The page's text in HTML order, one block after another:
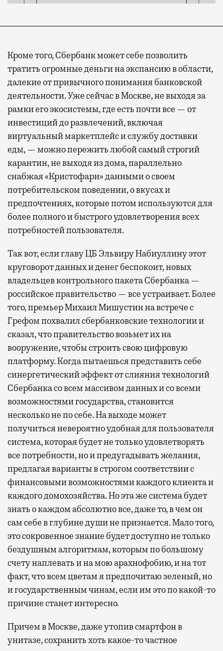
Кроме того, Сбербанк может себе позволить
тратить огромные деньги на экспансию в области,
далекие от привычного понимания банковской
деятельности. Уже сейчас в Москве, не выходя за
рамки его экосистемы, где есть почти все — от
инвестиций до развлечений, включая
виртуальный маркетплейс и службу доставки
еды, — можно пережить любой самый строгий
карантин, не выходя из дома, параллельно
снабжая «Кристофари» данными о своем
потребительском поведении, о вкусах и
предпочтениях, которые потом используются для
более полного и быстрого удовлетворения всех
потребностей пользователя.
Так вот, если главу ЦБ Эльвиру Набиуллину этот
круговорот данных и денег беспокоит, новых
владельцев контрольного пакета Сбербанка —
российское правительство — все устраивает. Более
того, премьер Михаил Мишустин на встрече с
Грефом похвалил сбербанковские технологии и
сказал, что правительство возьмет их на
вооружение, чтобы строить свою цифровую
платформу. Когда пытаешься представить себе
синергетический эффект от слияния технологий
Сбербанка со всем массивом данных и со всеми
возможностями государства, становится
несколько не по себе. На выходе может
получиться невероятно удобная для пользователя
система, которая будет не только удовлетворять
все потребности, но и предугадывать желания,
предлагая варианты в строгом соответствии с
финансовыми возможностями каждого клиента и
каждого домохозяйства. Но эта же система будет
знать о каждом абсолютно все, даже то, в чем он
сам себе в глубине души не признается. Мало того,
это сокровенное знание будет доступно не только
бездушным алгоритмам, которым по большому
счету наплевать и на мою арахнофобию, и на тот
факт, что всем цветам я предпочитаю зеленый, но
и государственным чинам, если им это по какой-то
причине станет интересно.
Причем в Москве, даже утопив смартфон в
унитазе, сохранить хоть какое-то частное